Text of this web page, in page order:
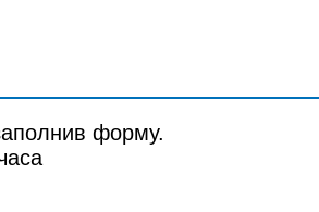
форму.